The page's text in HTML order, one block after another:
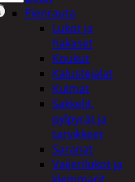
Pienrauta
Lukot ja
hakaset
Koukut
Kalustejalat
Kulmat
Sakkelit,
pylpyrät ja
tarvikkeet
Saranat
Vaijerilukot ja